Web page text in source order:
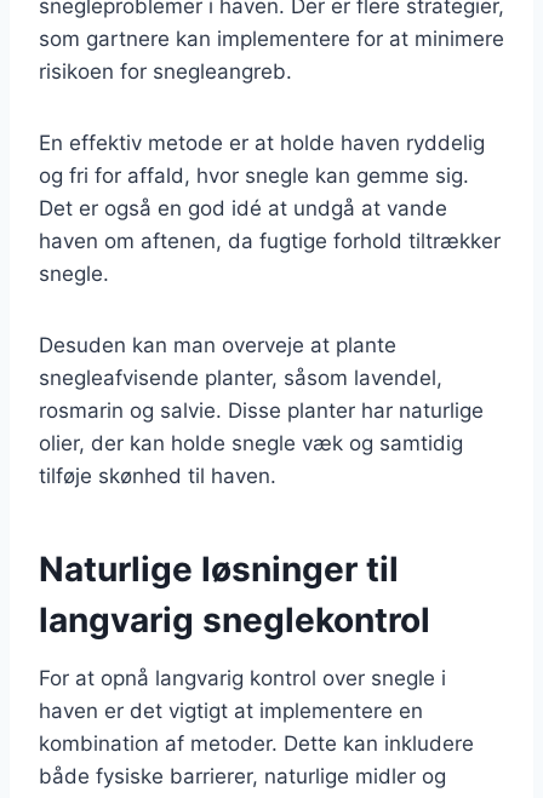
snegleproblemer i haven. Der er flere strategier,
som gartnere kan implementere for at minimere
risikoen for snegleangreb.
En effektiv metode er at holde haven ryddelig
og fri for affald, hvor snegle kan gemme sig.
Det er også en god idé at undgå at vande
haven om aftenen, da fugtige forhold tiltrækker
snegle.
Desuden kan man overveje at plante
snegleafvisende planter, såsom lavendel,
rosmarin og salvie. Disse planter har naturlige
olier, der kan holde snegle væk og samtidig
tilføje skønhed til haven.
Naturlige løsninger til
langvarig sneglekontrol
For at opnå langvarig kontrol over snegle i
haven er det vigtigt at implementere en
kombination af metoder. Dette kan inkludere
både fysiske barrierer, naturlige midler og